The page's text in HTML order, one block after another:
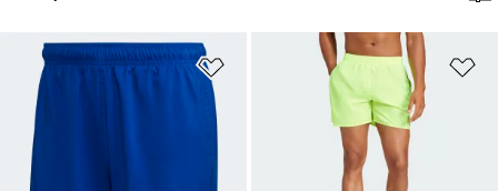
Dodaj do listy życzeń